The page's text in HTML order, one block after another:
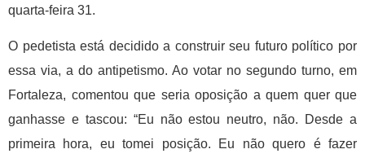
quarta-feira 31.
O pedetista está decidido a construir seu futuro político por
essa via, a do antipetismo. Ao votar no segundo turno, em
Fortaleza, comentou que seria oposição a quem quer que
ganhasse e tascou: “Eu não estou neutro, não. Desde a
primeira hora, eu tomei posição. Eu não quero é fazer